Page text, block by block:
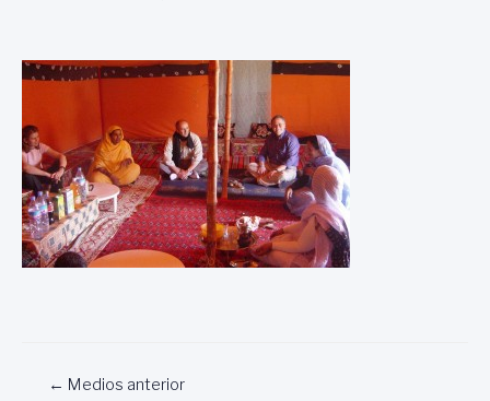
Navegación
← Medios anterior